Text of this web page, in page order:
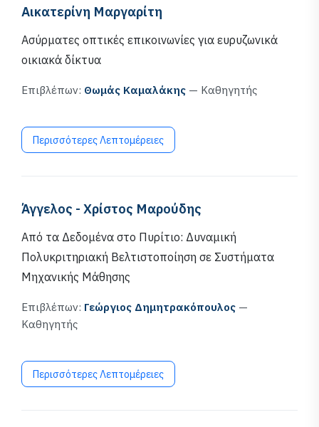
Αικατερίνη Μαργαρίτη
Ασύρματες οπτικές επικοινωνίες για ευρυζωνικά
οικιακά δίκτυα
Επιβλέπων: Θωμάς Καμαλάκης — Καθηγητής
Περισσότερες Λεπτομέρειες
Άγγελος - Χρίστος Μαρούδης
Από τα Δεδομένα στο Πυρίτιο: Δυναμική
Πολυκριτηριακή Βελτιστοποίηση σε Συστήματα
Μηχανικής Μάθησης
Επιβλέπων: Γεώργιος Δημητρακόπουλος —
Καθηγητής
Περισσότερες Λεπτομέρειες